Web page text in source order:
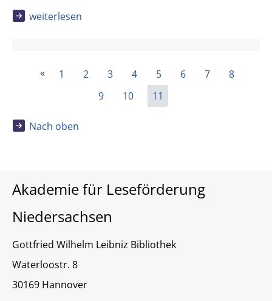
weiterlesen
« 1 2 3 4 5 6 7
8
9
10 11
Nach oben
Akademie für Leseförderung
Niedersachsen
Gottfried Wilhelm Leibniz Bibliothek
Waterloostr. 8
30169 Hannover